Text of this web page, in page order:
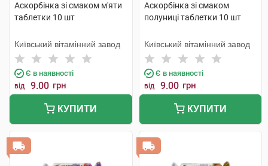
Аскорбінка зі смаком м'яти
таблетки 10 шт
Київський вітамінний завод
Є в наявності
від 9.00 грн
КУПИТИ
Аскорбінка зі смаком
полуниці таблетки 10 шт
Київський вітамінний завод
Є в наявності
від 9.00 грн
КУПИТИ